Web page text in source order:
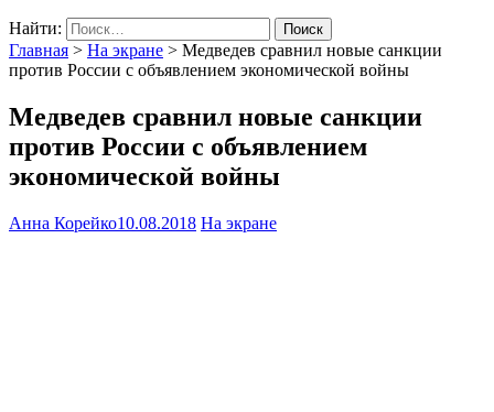
Найти:
Главная > На экране > Медведев сравнил новые санкции
против России с объявлением экономической войны
Медведев сравнил новые санкции
против России с объявлением
экономической войны
Анна Корейко10.08.2018 На экране